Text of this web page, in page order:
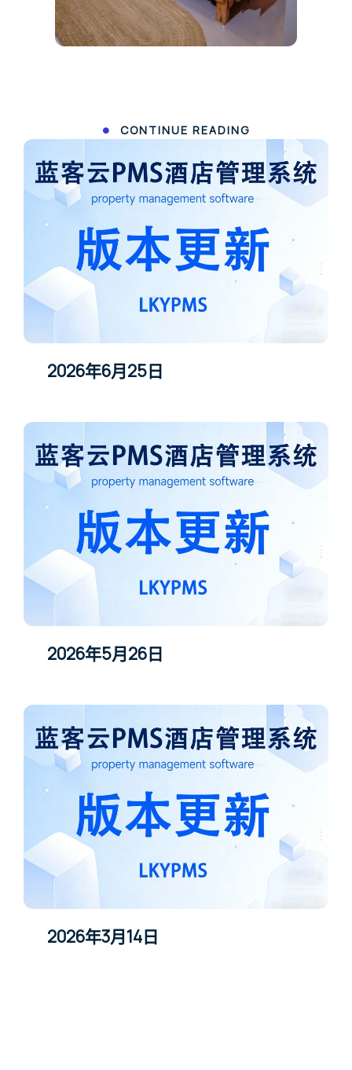
CONTINUE READING
2026年6月25日
2026年5月26日
2026年3月14日